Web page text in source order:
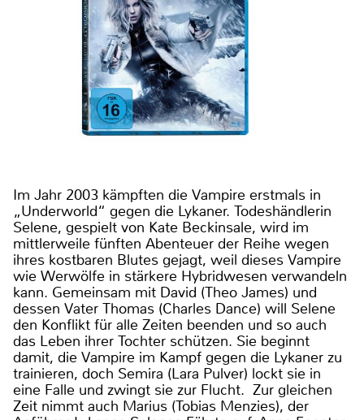
Im Jahr 2003 kämpften die Vampire erstmals in
„Underworld“ gegen die Lykaner. Todeshändlerin
Selene, gespielt von Kate Beckinsale, wird im
mittlerweile fünften Abenteuer der Reihe wegen
ihres kostbaren Blutes gejagt, weil dieses Vampire
wie Werwölfe in stärkere Hybridwesen verwandeln
kann. Gemeinsam mit David (Theo James) und
dessen Vater Thomas (Charles Dance) will Selene
den Konflikt für alle Zeiten beenden und so auch
das Leben ihrer Tochter schützen. Sie beginnt
damit, die Vampire im Kampf gegen die Lykaner zu
trainieren, doch Semira (Lara Pulver) lockt sie in
eine Falle und zwingt sie zur Flucht. Zur gleichen
Zeit nimmt auch Marius (Tobias Menzies), der